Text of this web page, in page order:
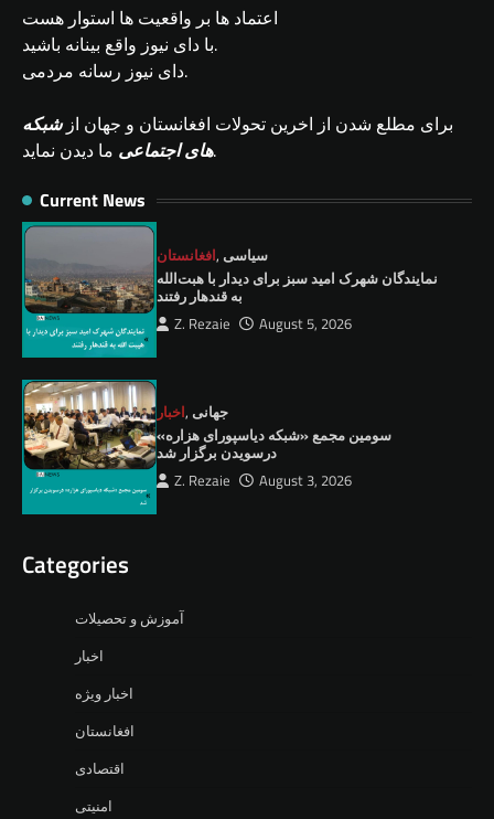
اعتماد ها بر واقعیت ها استوار هست
با دای نیوز واقع بینانه باشید.
دای نیوز رسانه مردمی.
برای مطلع شدن از اخرین تحولات افغانستان و جهان ازشبکه
های اجتماعیما دیدن نماید.
Current News
افغانستان, سیاسی
نمايندگان شهرک امید سبز برای دیدار با هبت‌الله
به قندهار رفتند
Z. Rezaie August 5, 2026
اخبار, جهانی
سومین مجمع «شبکه دیاسپورای هزاره»
درسویدن برگزار شد
Z. Rezaie August 3, 2026
Categories
آموزش و تحصیلات
اخبار
اخبار ویژه
افغانستان
اقتصادی
امنیتی